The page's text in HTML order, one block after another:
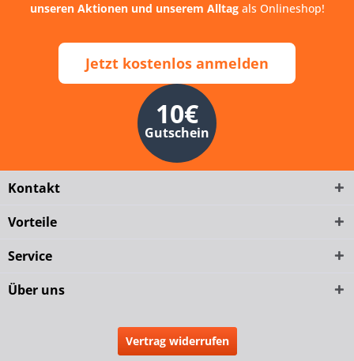
unseren Aktionen und unserem Alltagals Onlineshop!
Jetzt kostenlos anmelden
10€
Gutschein
Kontakt
Vorteile
Service
Über uns
Vertrag widerrufen